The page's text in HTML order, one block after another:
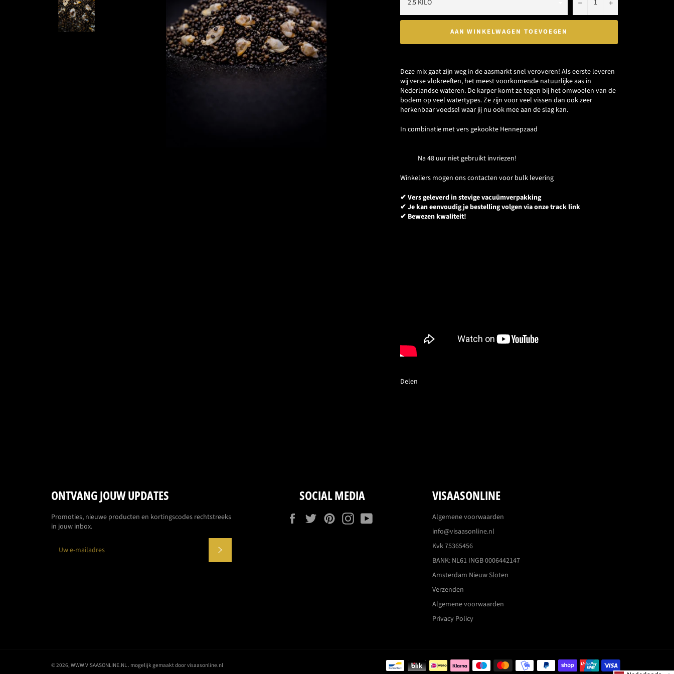
− +
AAN WINKELWAGEN TOEVOEGEN
Deze mix gaat zijn weg in de aasmarkt snel veroveren! Als eerste leveren
wij verse vlokreeften, het meest voorkomende natuurlijke aas in
Nederlandse wateren. De karper komt ze tegen bij het omwoelen van de
bodem op veel watertypes. Ze zijn voor veel vissen dan ook zeer
herkenbaar voedsel waar jij nu ook mee aan de slag kan.
In combinatie met vers gekookte Hennepzaad
Na 48 uur niet gebruikt invriezen!
Winkeliers mogen ons contacten voor bulk levering
✔ Vers geleverd in stevigevacuümverpakking
✔ Je kan eenvoudig je bestelling volgen via onze track link
✔ Bewezen kwaliteit!
Delen
ONTVANG JOUW UPDATES
Promoties, nieuwe producten en kortingscodes rechtstreeks
in jouw inbox.
SOCIAL MEDIA
FacebookTwitterPinterestInstagram
VISAASONLINE
Algemene voorwaarden
info@visaasonline.nl
Kvk 75365456
BANK: NL61 INGB 0006442147
Amsterdam Nieuw Sloten
Verzenden
Algemene voorwaarden
Privacy Policy
© 2026, WWW.VISAASONLINE.NL. mogelijk gemaakt door visaasonline.nl